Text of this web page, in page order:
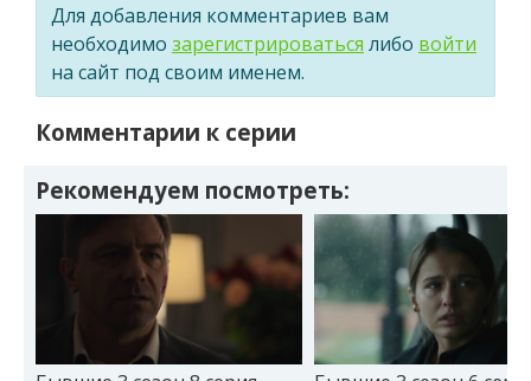
Для добавления комментариев вам
необходимо зарегистрироваться либо войти
на сайт под своим именем.
Комментарии к серии
Рекомендуем посмотреть: